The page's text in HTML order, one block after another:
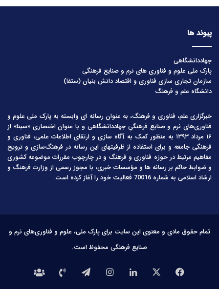
پیوند ها
جهاددانشگاهی
پارک ملی علوم و فناوری های نرم و صنایع فرهنگی
سازمان تجاری سازی فناوری و اقتصاد دانش بنیان (ستفا)
دانشگاه علم و فرهنگ
خبرگزاری علم، فناوری و فرهنگ، به عنوان رسانه ای وابسته به پارک ملی علوم و
فناوری‌های نرم و صنایع فرهنگیِ جهاددانشگاهی و با عنوان اختصاری «سینا» از
۱۶ مرداد ۱۳۹۳ به منظور کمک به آگاه سازی و ارتقای اطلاعات علمی، فناوری و
فرهنگی جامعه و برای استفاده از ظرفیتهای این رسانه در فرهنگ‌سازی و ترویج
مفاهیم مرتبط در حوزه فناوری و فرهنگ و در چارچوب مقررات موضوعه کشوری
و ضوابط حاکم بر رسانه ها و مؤسسات خبری، با مجوز رسمی از وزارت فرهنگ و
ارشاد اسلامی به شماره 70016 فعالیت خود را آغاز کرده است.
تمام حقوق مادی و معنوی این سایت برای پارک ملی، علوم و فناوری‌های نرم و
صنایع فرهنگی محفوظ است.
فیس
لینکدیناینستاگرامتلگرامتماس درباره